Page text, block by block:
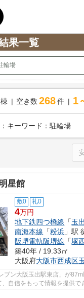
果一覧
棟 空き数 268 件 1
キーワード：駐輪場
明星館
敷0 礼0
4万円
地下鉄四つ橋線 「玉出
南海本線 「粉浜 」駅
阪堺電軌阪堺線 「塚
築40年 / 19.33㎡
大阪府大阪市西成区
ブン大阪玉出駅東店」が
、自信をもって情報を提供で